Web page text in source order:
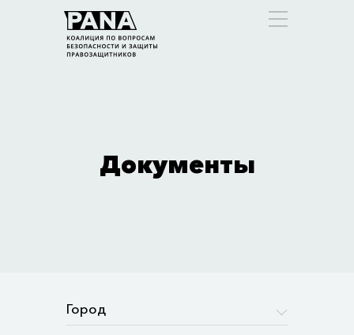
Документы